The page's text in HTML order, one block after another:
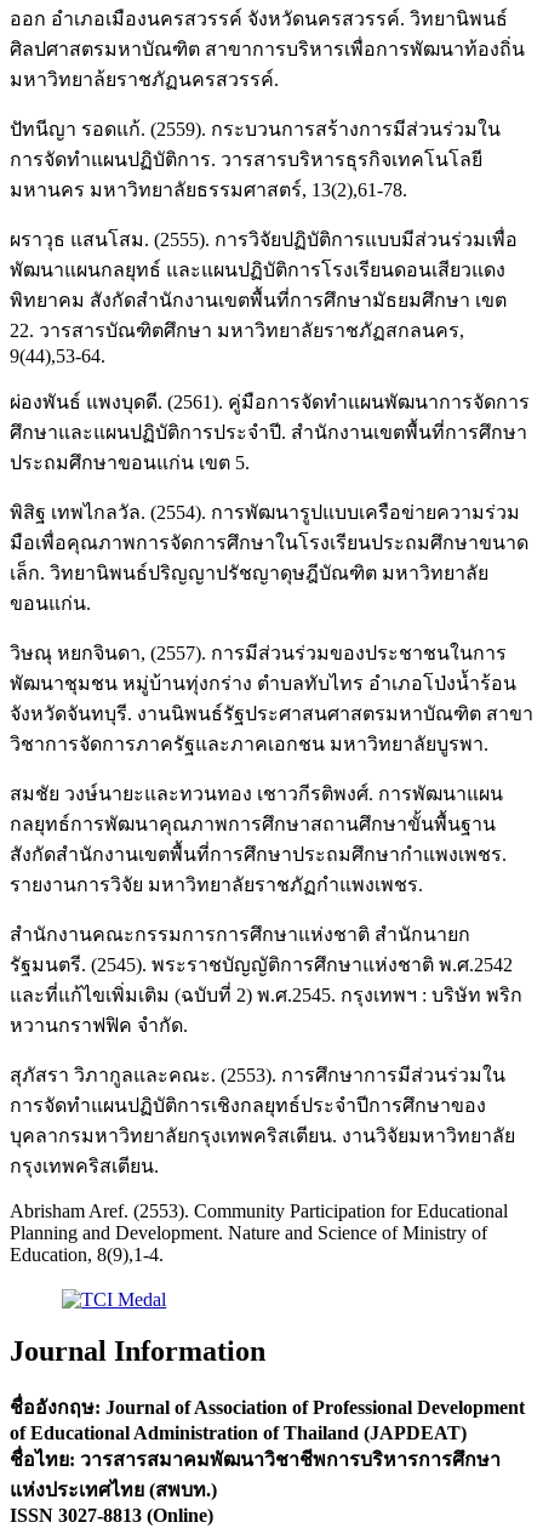
ออก อำเภอเมืองนครสวรรค์ จังหวัดนครสวรรค์. วิทยานิพนธ์
ศิลปศาสตรมหาบัณฑิต สาขาการบริหารเพื่อการพัฒนาท้องถิ่น
มหาวิทยาล้ยราชภัฏนครสวรรค์.
ปัทนีญา รอดแก้. (2559). กระบวนการสร้างการมีส่วนร่วมใน
การจัดทำแผนปฏิบัติการ. วารสารบริหารธุรกิจเทคโนโลยี
มหานคร มหาวิทยาลัยธรรมศาสตร์, 13(2),61-78.
ผราวุธ แสนโสม. (2555). การวิจัยปฏิบัติการแบบมีส่วนร่วมเพื่อ
พัฒนาแผนกลยุทธ์ และแผนปฏิบัติการโรงเรียนดอนเสียวแดง
พิทยาคม สังกัดสำนักงานเขตพื้นที่การศึกษามัธยมศึกษา เขต
22. วารสารบัณฑิตศึกษา มหาวิทยาลัยราชภัฏสกลนคร,
9(44),53-64.
ผ่องพันธ์ แพงบุดดี. (2561). คู่มือการจัดทำแผนพัฒนาการจัดการ
ศึกษาและแผนปฏิบัติการประจำปี. สำนักงานเขตพื้นที่การศึกษา
ประถมศึกษาขอนแก่น เขต 5.
พิสิฐ เทพไกลวัล. (2554). การพัฒนารูปแบบเครือข่ายความร่วม
มือเพื่อคุณภาพการจัดการศึกษาในโรงเรียนประถมศึกษาขนาด
เล็ก. วิทยานิพนธ์ปริญญาปรัชญาดุษฎีบัณฑิต มหาวิทยาลัย
ขอนแก่น.
วิษณุ หยกจินดา, (2557). การมีส่วนร่วมของประชาชนในการ
พัฒนาชุมชน หมู่บ้านทุ่งกร่าง ตำบลทับไทร อำเภอโป่งน้ำร้อน
จังหวัดจันทบุรี. งานนิพนธ์รัฐประศาสนศาสตรมหาบัณฑิต สาขา
วิชาการจัดการภาครัฐและภาคเอกชน มหาวิทยาลัยบูรพา.
สมชัย วงษ์นายะและทวนทอง เชาวกีรติพงศ์. การพัฒนาแผน
กลยุทธ์การพัฒนาคุณภาพการศึกษาสถานศึกษาขั้นพื้นฐาน
สังกัดสำนักงานเขตพื้นที่การศึกษาประถมศึกษากำแพงเพชร.
รายงานการวิจัย มหาวิทยาลัยราชภัฏกำแพงเพชร.
สำนักงานคณะกรรมการการศึกษาแห่งชาติ สำนักนายก
รัฐมนตรี. (2545). พระราชบัญญัติการศึกษาแห่งชาติ พ.ศ.2542
และที่แก้ไขเพิ่มเติม (ฉบับที่ 2) พ.ศ.2545. กรุงเทพฯ : บริษัท พริก
หวานกราฟฟิค จำกัด.
สุภัสรา วิภากูลและคณะ. (2553). การศึกษาการมีส่วนร่วมใน
การจัดทำแผนปฏิบัติการเชิงกลยุทธ์ประจำปีการศึกษาของ
บุคลากรมหาวิทยาลัยกรุงเทพคริสเตียน. งานวิจัยมหาวิทยาลัย
กรุงเทพคริสเตียน.
Abrisham Aref. (2553). Community Participation for Educational
Planning and Development. Nature and Science of Ministry of
Education, 8(9),1-4.
Journal Information
ชื่ออังกฤษ: Journal of Association of Professional Development
of Educational Administration of Thailand (JAPDEAT)
ชื่อไทย: วารสารสมาคมพัฒนาวิชาชีพการบริหารการศึกษา
แห่งประเทศไทย (สพบท.)
ISSN 3027-8813 (Online)